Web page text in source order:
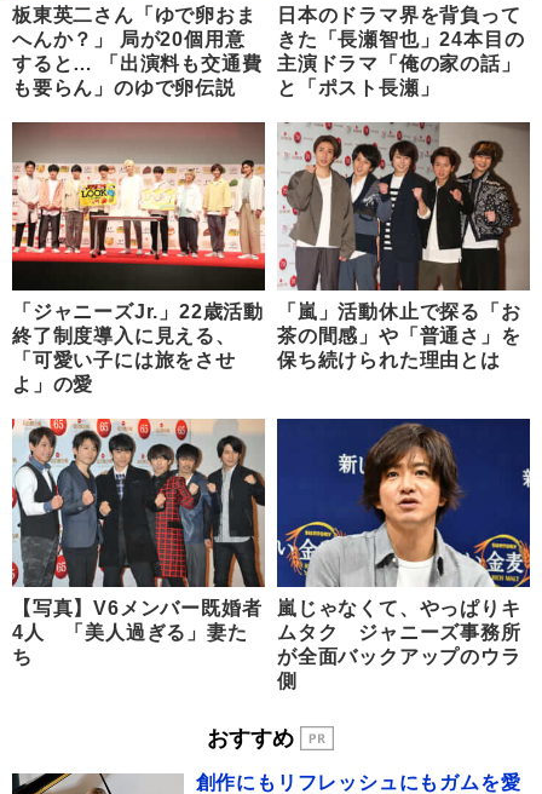
板東英二さん「ゆで卵おま
へんか？」 局が20個用意
すると… 「出演料も交通費
も要らん」のゆで卵伝説
日本のドラマ界を背負って
きた「長瀬智也」24本目の
主演ドラマ「俺の家の話」
と「ポスト長瀬」
「ジャニーズJr.」22歳活動
終了制度導入に見える、
「可愛い子には旅をさせ
よ」の愛
「嵐」活動休止で探る「お
茶の間感」や「普通さ」を
保ち続けられた理由とは
【写真】V6メンバー既婚者
4人 「美人過ぎる」妻た
ち
嵐じゃなくて、やっぱりキ
ムタク ジャニーズ事務所
が全面バックアップのウラ
側
おすすめ
創作にもリフレッシュにもガムを愛